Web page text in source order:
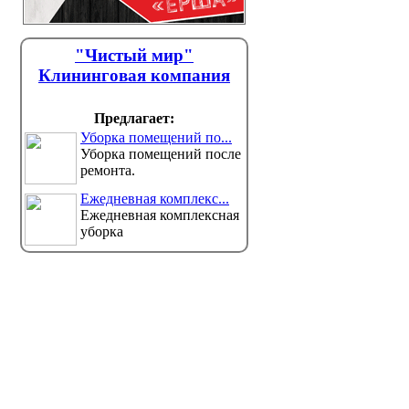
"Чистый мир"
Клининговая компания
Предлагает:
Уборка помещений по...
Уборка помещений после
ремонта.
Ежедневная комплекс...
Ежедневная комплексная
уборка